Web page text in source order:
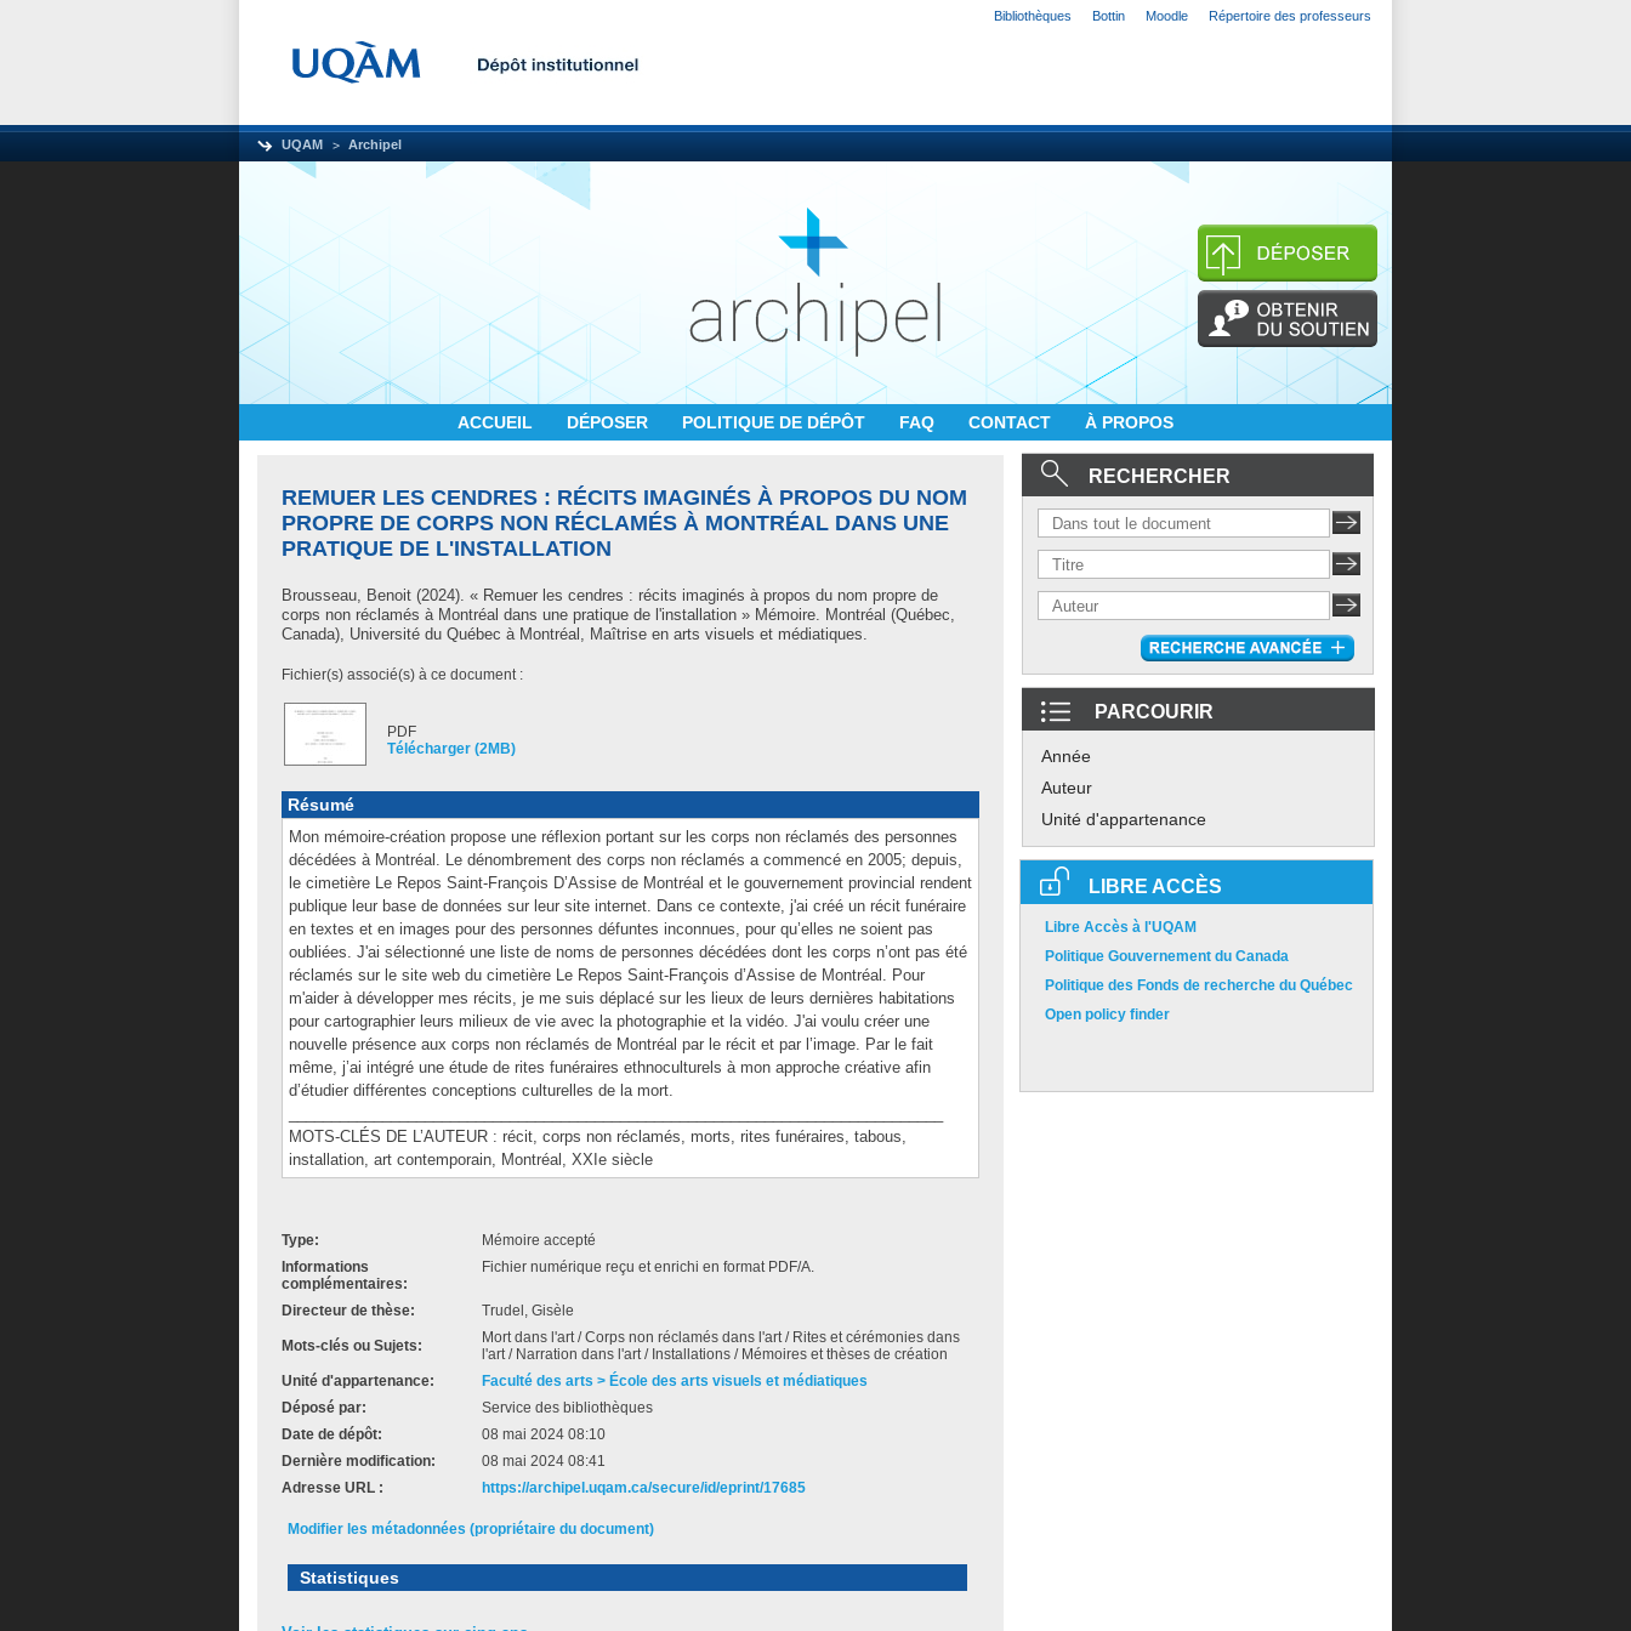
Bibliothèques Bottin Moodle Répertoire des professeurs
UQAM Archipel
ACCUEIL DÉPOSER POLITIQUE DE DÉPÔT FAQ CONTACT À PROPOS
REMUER LES CENDRES : RÉCITS IMAGINÉS À PROPOS DU NOM
PROPRE DE CORPS NON RÉCLAMÉS À MONTRÉAL DANS UNE
PRATIQUE DE L'INSTALLATION
Brousseau, Benoit (2024). « Remuer les cendres : récits imaginés à propos du nom propre de
corps non réclamés à Montréal dans une pratique de l'installation » Mémoire. Montréal (Québec,
Canada), Université du Québec à Montréal, Maîtrise en arts visuels et médiatiques.
Fichier(s) associé(s) à ce document :
PDF
Télécharger (2MB)
Résumé
Mon mémoire-création propose une réflexion portant sur les corps non réclamés des personnes
décédées à Montréal. Le dénombrement des corps non réclamés a commencé en 2005; depuis,
le cimetière Le Repos Saint-François D’Assise de Montréal et le gouvernement provincial rendent
publique leur base de données sur leur site internet. Dans ce contexte, j'ai créé un récit funéraire
en textes et en images pour des personnes défuntes inconnues, pour qu’elles ne soient pas
oubliées. J'ai sélectionné une liste de noms de personnes décédées dont les corps n’ont pas été
réclamés sur le site web du cimetière Le Repos Saint-François d’Assise de Montréal. Pour
m'aider à développer mes récits, je me suis déplacé sur les lieux de leurs dernières habitations
pour cartographier leurs milieux de vie avec la photographie et la vidéo. J'ai voulu créer une
nouvelle présence aux corps non réclamés de Montréal par le récit et par l’image. Par le fait
même, j’ai intégré une étude de rites funéraires ethnoculturels à mon approche créative afin
d’étudier différentes conceptions culturelles de la mort.
MOTS-CLÉS DE L’AUTEUR : récit, corps non réclamés, morts, rites funéraires, tabous,
installation, art contemporain, Montréal, XXIe siècle
Type:
Mémoire accepté
Informations
complémentaires:
Fichier numérique reçu et enrichi en format PDF/A.
Directeur de thèse: Trudel, Gisèle
Mots-clés ou Sujets:
Mort dans l'art / Corps non réclamés dans l'art / Rites et cérémonies dans
l'art / Narration dans l'art / Installations / Mémoires et thèses de création
Unité d'appartenance:
Faculté des arts > École des arts visuels et médiatiques
Déposé par:
Service des bibliothèques
Date de dépôt:
08 mai 2024 08:10
Dernière modification:
08 mai 2024 08:41
Adresse URL :
https://archipel.uqam.ca/secure/id/eprint/17685
Modifier les métadonnées (propriétaire du document)
Statistiques
RECHERCHER
PARCOURIR
Année
Auteur
Unité d'appartenance
LIBRE ACCÈS
Libre Accès à l'UQAM
Politique Gouvernement du Canada
Politique des Fonds de recherche du Québec
Open policy finder